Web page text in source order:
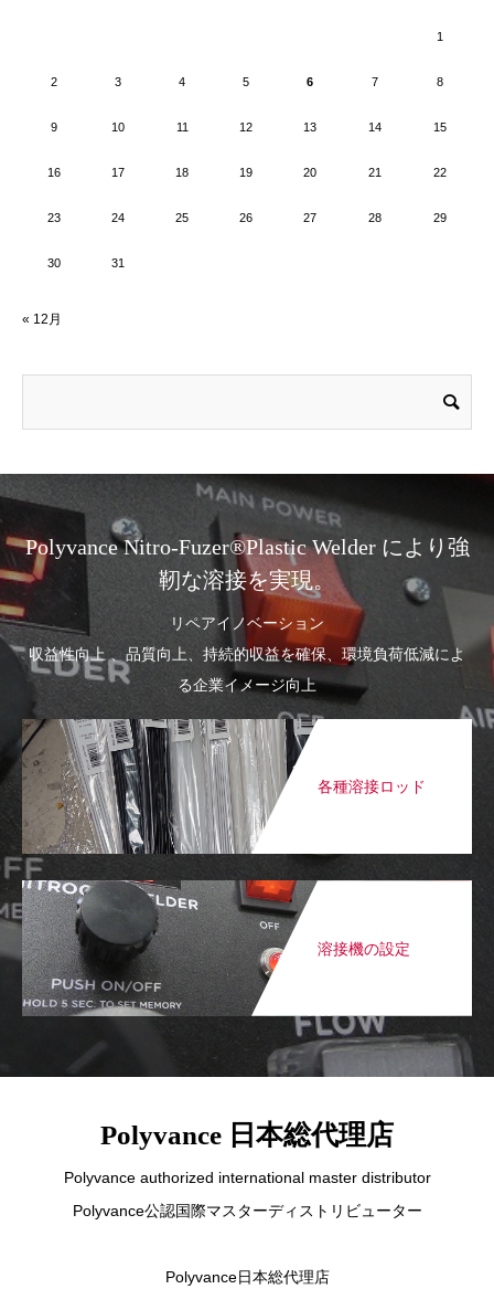
1
2 3 4 5 6 7 8
9 10 11 12 13 14 15
16 17 18 19 20 21 22
23 24 25 26 27 28 29
30 31
« 12月
Polyvance Nitro-Fuzer®Plastic Welder により強
靭な溶接を実現。
リペアイノベーション
収益性向上 、品質向上、持続的収益を確保、環境負荷低減によ
る企業イメージ向上
各種溶接ロッド
溶接機の設定
Polyvance 日本総代理店
Polyvance authorized international master distributor
Polyvance公認国際マスターディストリビューター
Polyvance日本総代理店